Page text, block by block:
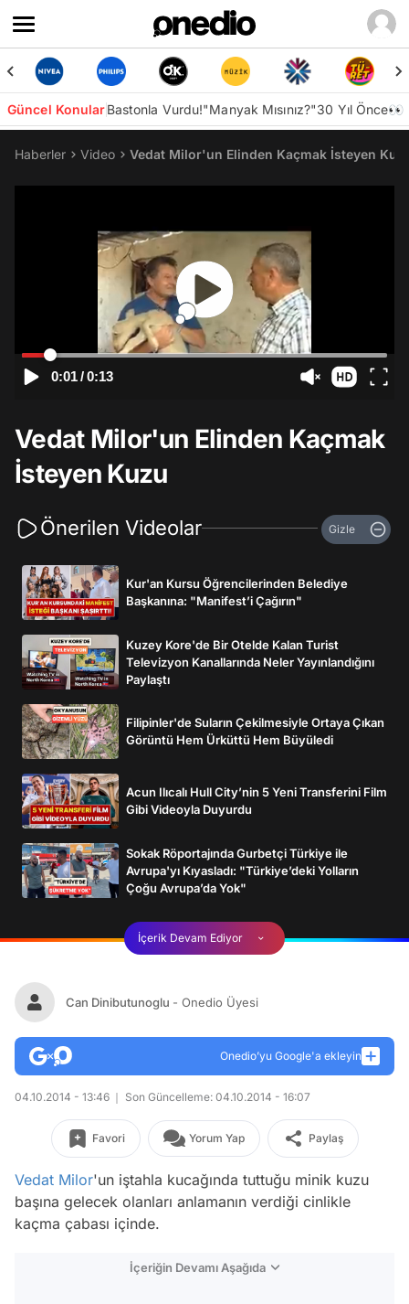
Güncel KonularBastonla Vurdu!"Manyak Mısınız?"30 Yıl Önce👀
Haberler Video Vedat Milor'un Elinden Kaçmak İsteyen
0:01/0:13
Vedat Milor'un Elinden Kaçmak
İsteyen Kuzu
Önerilen Videolar Gizle
Kur'an Kursu Öğrencilerinden Belediye
Başkanına: "Manifest’i Çağırın"
Kuzey Kore'de Bir Otelde Kalan Turist
Televizyon Kanallarında Neler Yayınlandığını
Paylaştı
Filipinler'de Suların Çekilmesiyle Ortaya Çıkan
Görüntü Hem Ürküttü Hem Büyüledi
Acun Ilıcalı Hull City’nin 5 Yeni Transferini Film
Gibi Videoyla Duyurdu
Sokak Röportajında Gurbetçi Türkiye ile
Avrupa'yı Kıyasladı: "Türkiye’deki Yolların
Çoğu Avrupa’da Yok"
İçerik Devam Ediyor
Can Dinibutunoglu - Onedio Üyesi
Onedio’yu Google'a ekleyin
04.10.2014 - 13:46 Son Güncelleme: 04.10.2014 - 16:07
Favori Yorum Yap Paylaş
Vedat Milor'un iştahla kucağında tuttuğu minik kuzu
başına gelecek olanları anlamanın verdiği cinlikle
kaçma çabası içinde.
İçeriğin Devamı Aşağıda